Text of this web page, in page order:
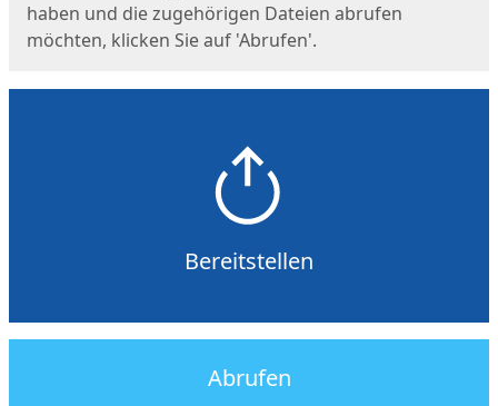
haben und die zugehörigen Dateien abrufen
möchten, klicken Sie auf 'Abrufen'.
Bereitstellen
Abrufen